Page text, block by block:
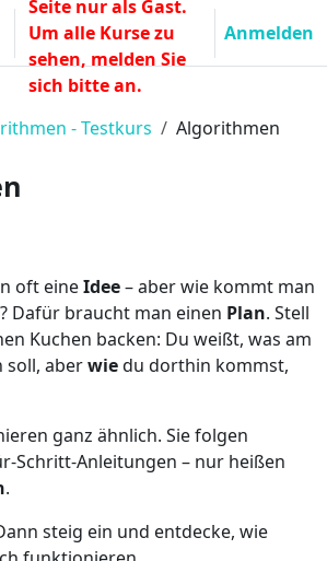
umschalten
Seite nur als Gast.
Um alle Kurse zu
sehen, melden Sie
sich bitte an.
Anmelden
- Testkurs Algorithmen
oft eineIdee– aber wie kommt man
Dafür braucht man einen Plan. Stell
Kuchen backen: Du weißt, was am
soll, aberwiedu dorthin kommst,
ganz ähnlich. Sie folgen
– nur heißen
.
steig ein und entdecke, wie